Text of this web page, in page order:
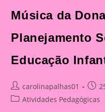
Música da
Planejamento
Educação
Post
author:
carolinapalhas01
Post
PostAtividades Pedagógicas